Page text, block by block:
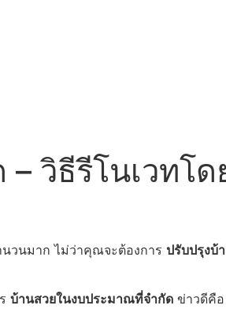
วิธีรีโนเวทโด
วนมาก ไม่ว่าคุณจะต้องการ ปรับปรุงบ้
บ้านสวยในงบประมาณที่จำกัด ข่าวดีคือ